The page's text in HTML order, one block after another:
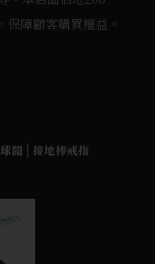
保障顧客購買權益。
閥 接地棒戒指